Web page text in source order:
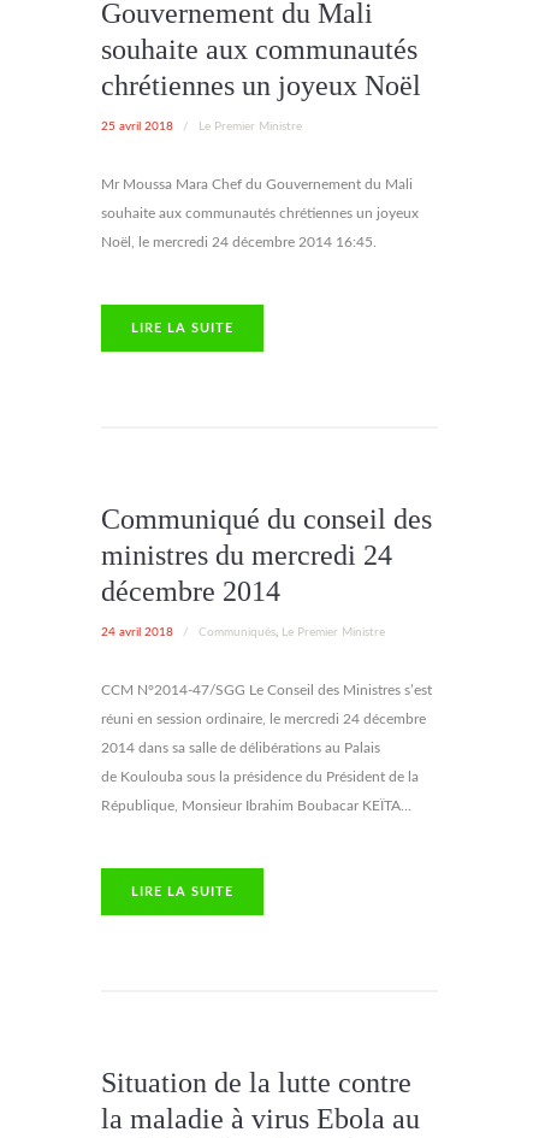
Gouvernement du Mali
souhaite aux communautés
chrétiennes un joyeux Noël
25 avril 2018 / Le Premier Ministre
Mr Moussa Mara Chef du Gouvernement du Mali
souhaite aux communautés chrétiennes un joyeux
Noël, le mercredi 24 décembre 2014 16:45.
LIRE LA SUITE
Communiqué du conseil des
ministres du mercredi 24
décembre 2014
24 avril 2018 / Communiqués, Le Premier Ministre
CCM N°2014-47/SGG Le Conseil des Ministres s’est
réuni en session ordinaire, le mercredi 24 décembre
2014 dans sa salle de délibérations au Palais
de Koulouba sous la présidence du Président de la
République, Monsieur Ibrahim Boubacar KEÏTA...
LIRE LA SUITE
Situation de la lutte contre
la maladie à virus Ebola au